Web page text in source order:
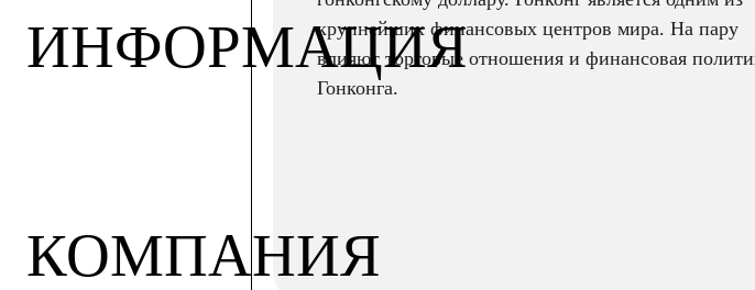
ИНФОРМАЦИЯ
КОМПАНИЯ
крупнейших финансовых центров мира. На пару
влияют торговые отношения и финансовая
Гонконга.